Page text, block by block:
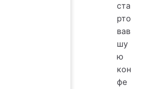
ста
рто
вав
шу
ю
кон
фе